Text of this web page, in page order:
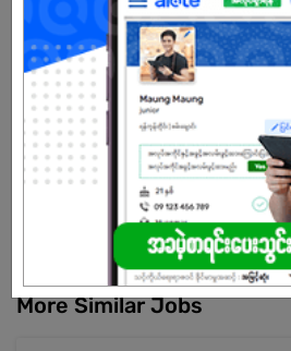
Open To : Male/Female
Already
Don't have an
REGISTER
More Similar Jobs